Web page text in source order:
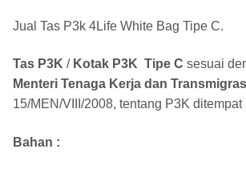
Jual Tas P3k 4Life White Bag Tipe C.
Tas P3K / Kotak P3K Tipe C sesuai
Menteri Tenaga Kerja dan
15/MEN/VIII/2008, tentang P3K ditempat
Bahan :